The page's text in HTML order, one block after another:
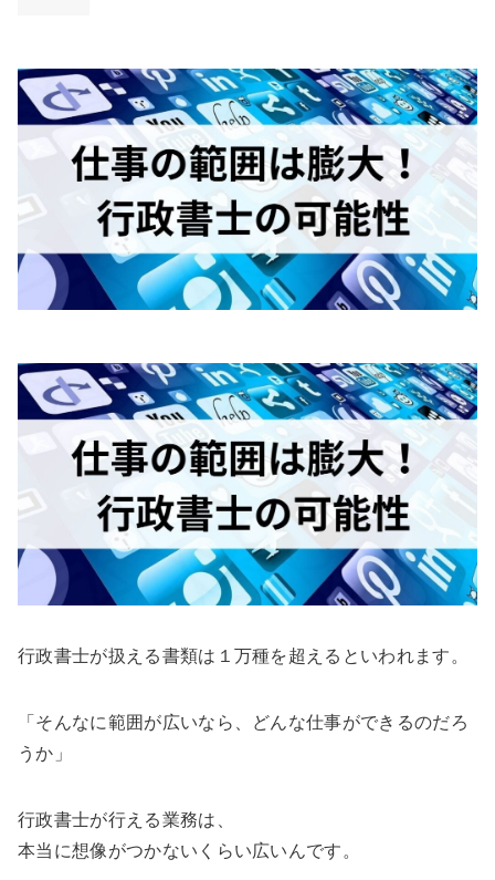
行政書士が扱える書類は１万種を超えるといわれます。
「そんなに範囲が広いなら、どんな仕事ができるのだろ
うか」
行政書士が行える業務は、
本当に想像がつかないくらい広いんです。